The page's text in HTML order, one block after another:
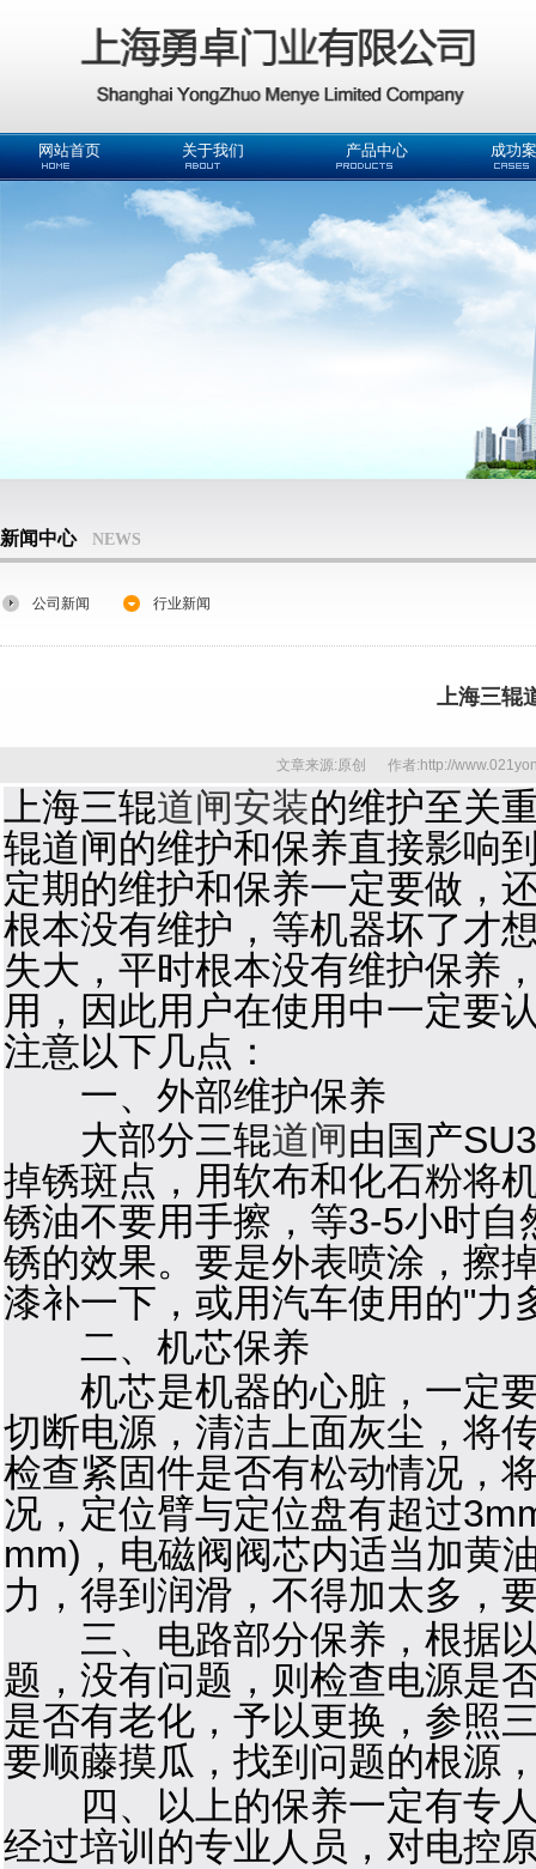
网站首页 关于我们 产品中心 成功
新闻中心 NEWS
公司新闻 行业新闻
上海三辊
文章来源:原创 作者:http://
上海三辊道闸安装的维护至关
辊道闸的维护和保养直接影响
定期的维护和保养一定要做，
根本没有维护，等机器坏了才
失大，平时根本没有维护保养
用，因此用户在使用中一定要
注意以下几点：
一、外部维护保养
大部分三辊道闸由国产
掉锈斑点，用软布和化石粉将
锈油不要用手擦，等3-5小时
锈的效果。要是外表喷涂，擦
漆补一下，或用汽车使用的"力
二、机芯保养
机芯是机器的心脏，一定要
切断电源，清洁上面灰尘，将
检查紧固件是否有松动情况，
况，定位臂与定位盘有超过
mm)，电磁阀阀芯内适当加黄
力，得到润滑，不得加太多，
三、电路部分保养，根据以
题，没有问题，则检查电源是
是否有老化，予以更换，参照
要顺藤摸瓜，找到问题的根源
四、以上的保养一定有专人
经过培训的专业人员，对电控